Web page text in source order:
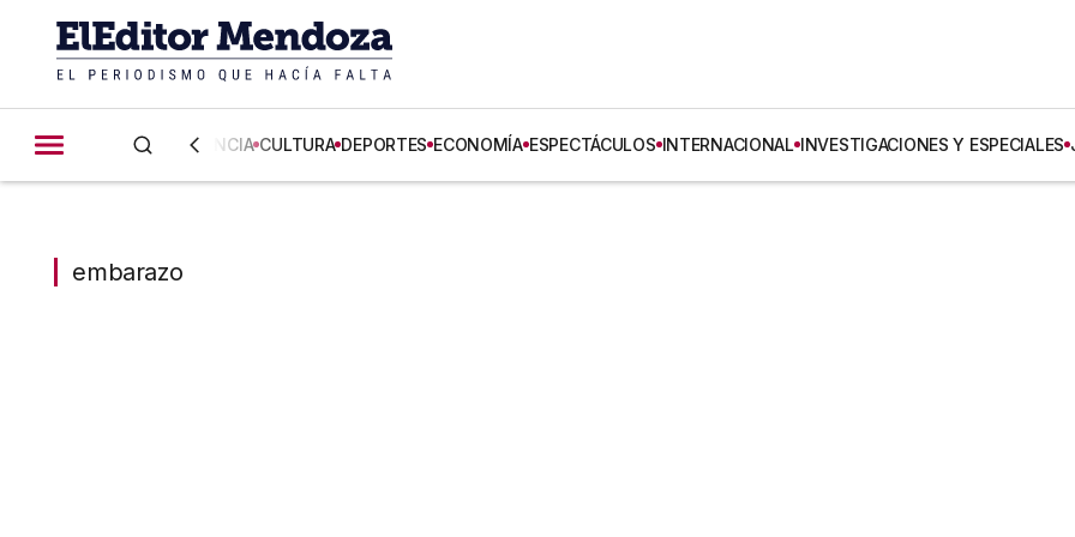
CIENCIA CULTURA DEPORTES ECONOMÍA ESPECTÁCULOS INTERNACIONAL INVESTIGACIONES Y ESPECIALES
embarazo